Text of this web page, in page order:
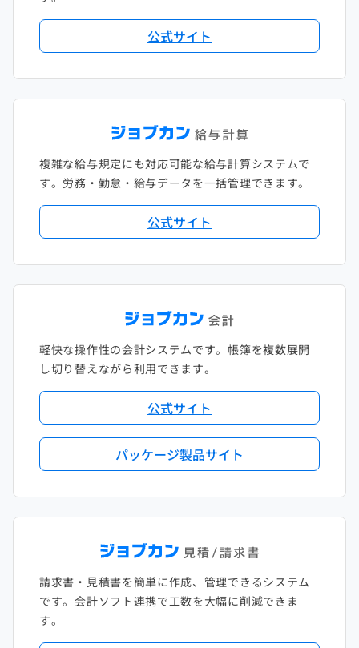
公式サイト
複雑な給与規定にも対応可能な給与計算システムで
す。労務・勤怠・給与データを一括管理できます。
公式サイト
軽快な操作性の会計システムです。帳簿を複数展開
し切り替えながら利用できます。
公式サイト
パッケージ製品サイト
請求書・見積書を簡単に作成、管理できるシステム
です。会計ソフト連携で工数を大幅に削減できま
す。